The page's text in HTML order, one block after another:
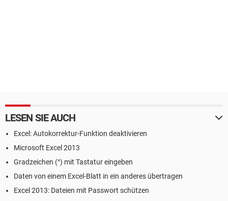
LESEN SIE AUCH
Excel: Autokorrektur-Funktion deaktivieren
Microsoft Excel 2013
Gradzeichen (°) mit Tastatur eingeben
Daten von einem Excel-Blatt in ein anderes übertragen
Excel 2013: Dateien mit Passwort schützen